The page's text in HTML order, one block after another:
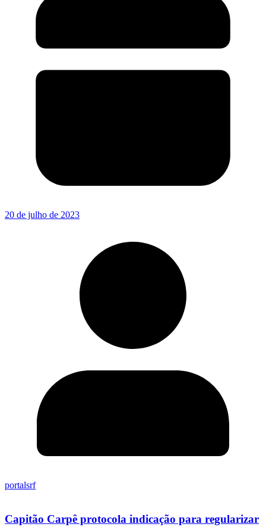
20 de julho de 2023
portalsrf
Capitão Carpê protocola indicação para regularizar